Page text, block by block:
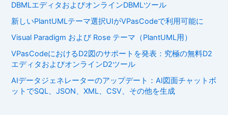
DBMLエディタおよびオンラインDBMLツール
新しいPlantUMLテーマ選択UIがVPasCodeで利用可能に
Visual Paradigm および Rose テーマ（PlantUML用）
VPasCodeにおけるD2図のサポートを発表：究極の無料D2
エディタおよびオンラインD2ツール
AIデータジェネレーターのアップデート：AI図面チャットボ
ットでSQL、JSON、XML、CSV、その他を生成